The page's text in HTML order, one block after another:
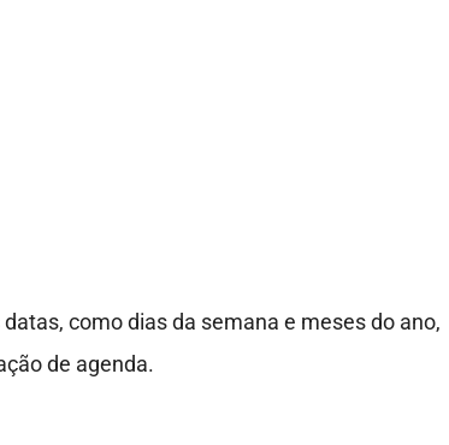
como dias da semana e meses do ano,
de agenda.